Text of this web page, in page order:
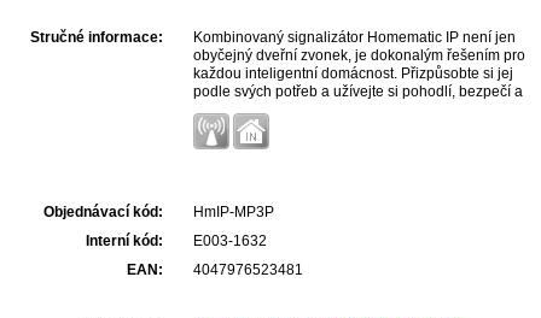
Stručné informace:
Kombinovaný signalizátor Homematic IP není jen
obyčejný dveřní zvonek, je dokonalým řešením pro
každou inteligentní domácnost. Přizpůsobte si jej
podle svých potřeb a užívejte si pohodlí, bezpečí a
kontrolu, kterou vám přináší.
Objednávací kód:
HmIP-MP3P
Interní kód:
E003-1632
EAN:
4047976523481